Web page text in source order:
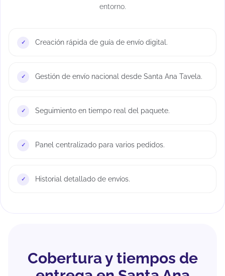
entorno.
Creación rápida de guía de envío digital.
Gestión de envío nacional desde Santa Ana Tavela.
Seguimiento en tiempo real del paquete.
Panel centralizado para varios pedidos.
Historial detallado de envíos.
Cobertura y tiempos de